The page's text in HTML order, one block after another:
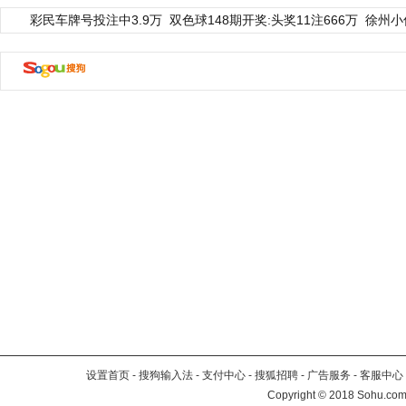
彩民车牌号投注中3.9万 双色球148期开奖:头奖11注666万 徐州
设置首页 - 搜狗输入法 - 支付中心 - 搜狐招聘 - 广告服务 - 客服中心
Copyright©2018